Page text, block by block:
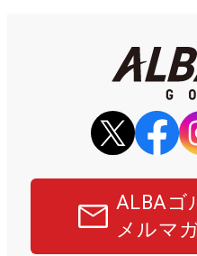
ALBAゴ
メルマ